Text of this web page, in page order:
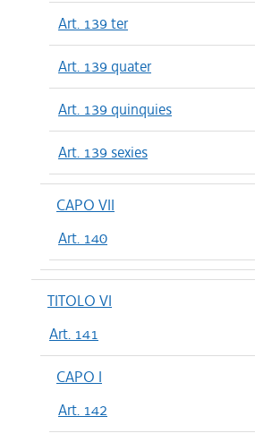
Art. 139 ter
Art. 139 quater
Art. 139 quinquies
Art. 139 sexies
CAPO VII
Art. 140
TITOLO VI
Art. 141
CAPO I
Art. 142